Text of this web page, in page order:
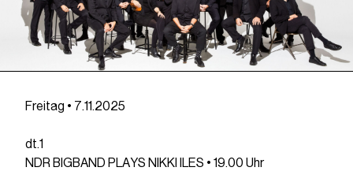
Freitag • 7.11.2025
dt.1
NDR BIGBAND PLAYS NIKKI ILES • 19.00 Uhr